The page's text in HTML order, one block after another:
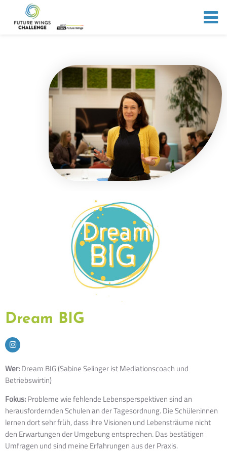
Dream BIG
Wer:Dream BIG (Sabine Selinger ist Mediationscoach und
Betriebswirtin)
Fokus:Probleme wie fehlende Lebensperspektiven sind an
herausfordernden Schulen an der Tagesordnung. Die Schüler:innen
lernen dort sehr früh, dass ihre Visionen und Lebensträume nicht
den Erwartungen der Umgebung entsprechen. Das bestätigen
Umfragen und sind meine Erfahrungen aus der Praxis.